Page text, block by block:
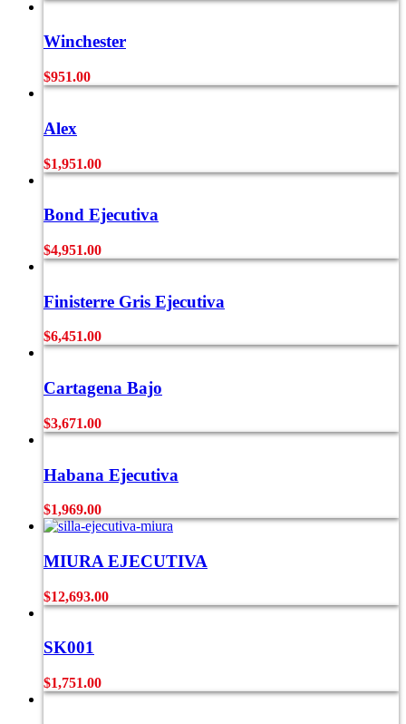
Winchester
$951.00
Alex
$1,951.00
Bond Ejecutiva
$4,951.00
Finisterre Gris Ejecutiva
$6,451.00
Cartagena Bajo
$3,671.00
Habana Ejecutiva
$1,969.00
MIURA EJECUTIVA
$12,693.00
SK001
$1,751.00